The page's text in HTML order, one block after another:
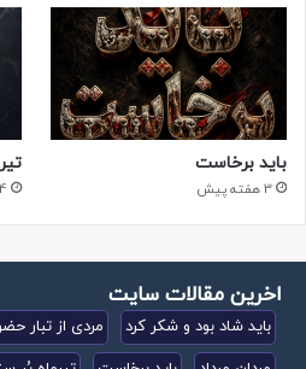
باید برخاست
3 هفته پیش 4 هفته پیش
اخرین مقالات سایت
باید شاد بود و شکر کرد مردی از تبار